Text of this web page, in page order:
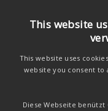
This website
This website uses
website you consent to
Diese Webseite